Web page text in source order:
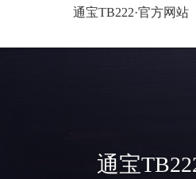
通宝TB222·官方网站
通宝